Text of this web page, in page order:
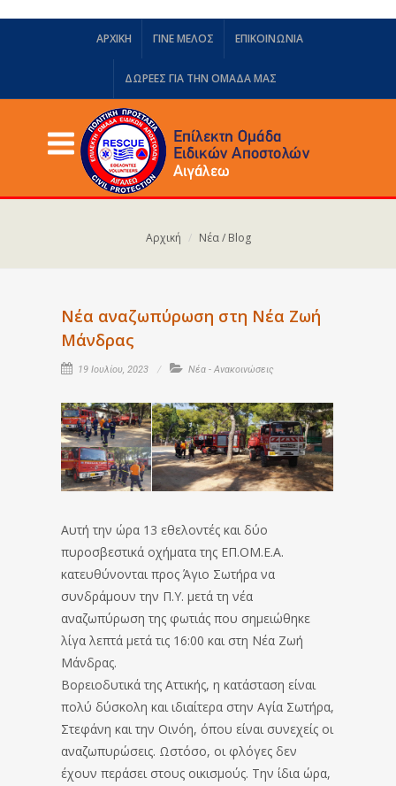
ΑΡΧΙΚΗ ΓΙΝΕ ΜΕΛΟΣ ΕΠΙΚΟΙΝΩΝΙΑ
ΔΩΡΕΈΣ ΓΙΑ ΤΗΝ ΟΜΆΔΑ ΜΑΣ
Αρχική Νέα / Blog
Νέα αναζωπύρωση στη Νέα Ζωή
Μάνδρας
19 Ιουλίου, 2023 Νέα - Ανακοινώσεις
Αυτή την ώρα 13 εθελοντές και δύο
πυροσβεστικά οχήματα της ΕΠ.ΟΜ.Ε.Α.
κατευθύνονται προς Άγιο Σωτήρα να
συνδράμουν την Π.Υ. μετά τη νέα
αναζωπύρωση της φωτιάς που σημειώθηκε
λίγα λεπτά μετά τις 16:00 και στη Νέα Ζωή
Μάνδρας.
Βορειοδυτικά της Αττικής, η κατάσταση είναι
πολύ δύσκολη και ιδιαίτερα στην Αγία Σωτήρα,
Στεφάνη και την Οινόη, όπου είναι συνεχείς οι
αναζωπυρώσεις. Ωστόσο, οι φλόγες δεν
έχουν περάσει στους οικισμούς. Την ίδια ώρα,